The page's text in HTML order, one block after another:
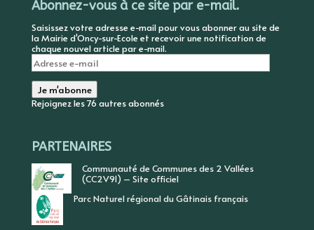
Abonnez-vous à ce site par e-mail.
Saisissez votre adresse e-mail pour vous abonner au site de
la Mairie d'Oncy-sur-Ecole et recevoir une notification de
chaque nouvel article par e-mail.
Adresse
e-
mail
Je m'abonne
Rejoignez les 76 autres abonnés
PARTENAIRES
Communauté de Communes des 2 Vallées
(CC2V91) – Site officiel
Parc Naturel régional du Gâtinais français